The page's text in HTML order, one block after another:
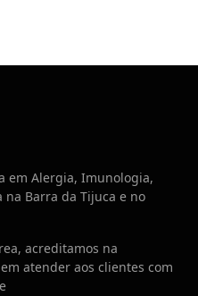
em Alergia, Imunologia,
na Barra da Tijuca e no
acreditamos na
atender aos clientes com